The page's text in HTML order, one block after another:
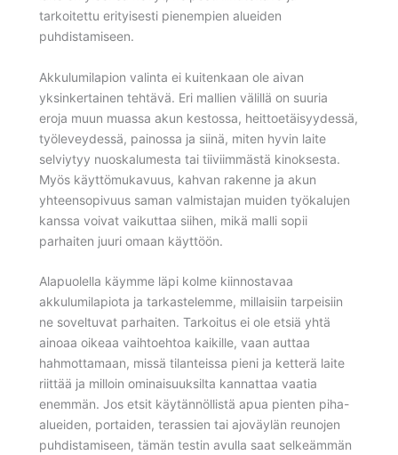
tarkoitettu erityisesti pienempien alueiden
puhdistamiseen.
Akkulumilapion valinta ei kuitenkaan ole aivan
yksinkertainen tehtävä. Eri mallien välillä on suuria
eroja muun muassa akun kestossa, heittoetäisyydessä,
työleveydessä, painossa ja siinä, miten hyvin laite
selviytyy nuoskalumesta tai tiiviimmästä kinoksesta.
Myös käyttömukavuus, kahvan rakenne ja akun
yhteensopivuus saman valmistajan muiden työkalujen
kanssa voivat vaikuttaa siihen, mikä malli sopii
parhaiten juuri omaan käyttöön.
Alapuolella käymme läpi kolme kiinnostavaa
akkulumilapiota ja tarkastelemme, millaisiin tarpeisiin
ne soveltuvat parhaiten. Tarkoitus ei ole etsiä yhtä
ainoaa oikeaa vaihtoehtoa kaikille, vaan auttaa
hahmottamaan, missä tilanteissa pieni ja ketterä laite
riittää ja milloin ominaisuuksilta kannattaa vaatia
enemmän. Jos etsit käytännöllistä apua pienten piha-
alueiden, portaiden, terassien tai ajoväylän reunojen
puhdistamiseen, tämän testin avulla saat selkeämmän